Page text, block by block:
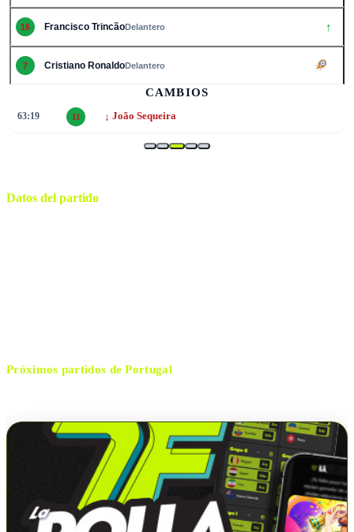
16 Francisco TrincãoDelantero ↑
7 Cristiano RonaldoDelantero
CAMBIOS
63:19 11 ↓ João Sequeira
Datos del partido
Próximos partidos dePortugal